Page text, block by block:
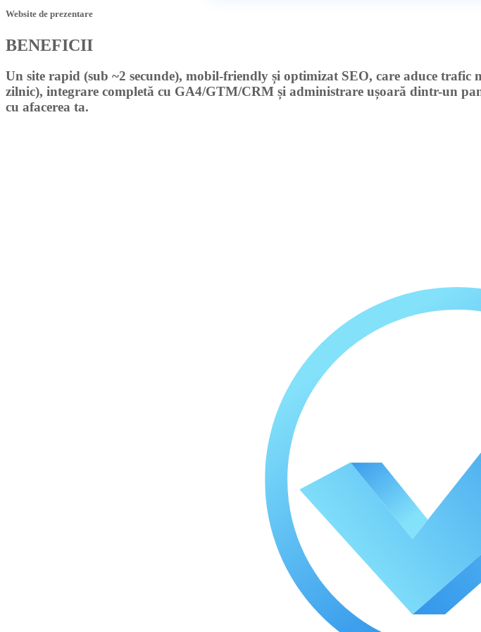
Website de prezentare
BENEFICII
Un site rapid (sub ~2 secunde), mobil-friendly și optimizat SEO, care aduce trafic
zilnic), integrare completă cu GA4/GTM/CRM și administrare ușoară dintr-un
cu afacerea ta.